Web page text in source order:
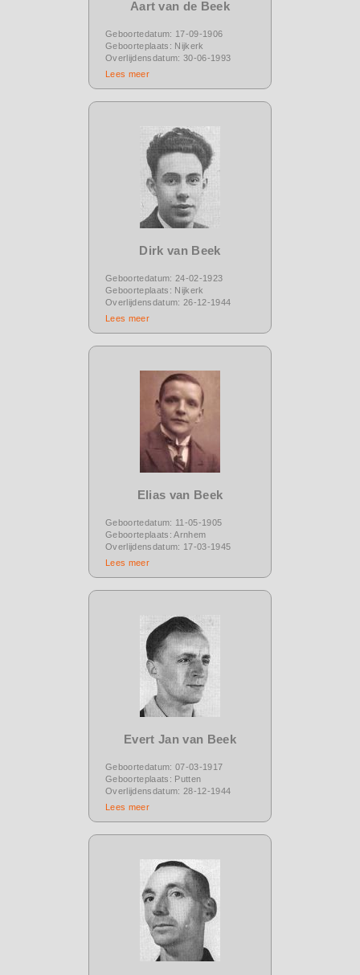
Aart van de Beek
Geboortedatum: 17-09-1906
Geboorteplaats: Nijkerk
Overlijdensdatum: 30-06-1993
Lees meer
Dirk van Beek
Geboortedatum: 24-02-1923
Geboorteplaats: Nijkerk
Overlijdensdatum: 26-12-1944
Lees meer
Elias van Beek
Geboortedatum: 11-05-1905
Geboorteplaats: Arnhem
Overlijdensdatum: 17-03-1945
Lees meer
Evert Jan van Beek
Geboortedatum: 07-03-1917
Geboorteplaats: Putten
Overlijdensdatum: 28-12-1944
Lees meer